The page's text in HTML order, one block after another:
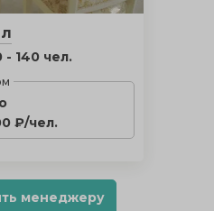
- 140 чел.
₽/чел.
менеджеру